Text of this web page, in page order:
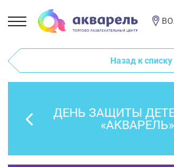
Назад к списку
ДЕНЬ ЗАЩИТЫ
«АКВАРЕЛЬ»